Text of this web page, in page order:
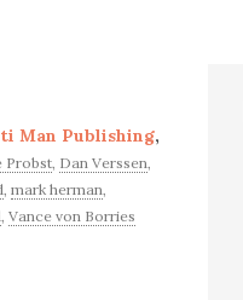
Man Publishing,
Probst, Dan Verssen,
, mark herman,
, Vance von Borries